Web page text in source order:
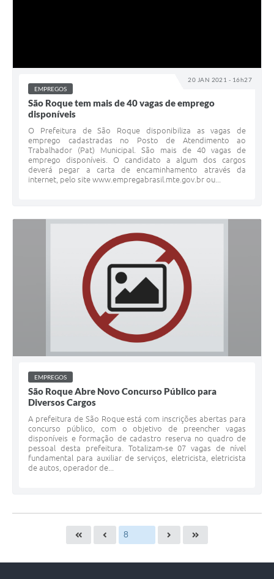
20 JAN 2021 - 16h27
EMPREGOS
São Roque tem mais de 40 vagas de emprego
disponíveis
O Prefeitura de São Roque disponibiliza as vagas de
emprego cadastradas no Posto de Atendimento ao
Trabalhador (Pat) Municipal. São mais de 40 vagas de
emprego disponíveis. O candidato a algum dos cargos
deverá pegar a carta de encaminhamento através da
internet, pelo site www.empregabrasil.mte.gov.br ou...
EMPREGOS
São Roque Abre Novo Concurso Público para
Diversos Cargos
A prefeitura de São Roque está com inscrições abertas para
concurso público, com o objetivo de preencher vagas
disponíveis e formação de cadastro reserva no quadro de
pessoal desta prefeitura. Totalizam-se 07 vagas de nível
fundamental para auxiliar de serviços, eletricista, eletricista
de autos, operador de...